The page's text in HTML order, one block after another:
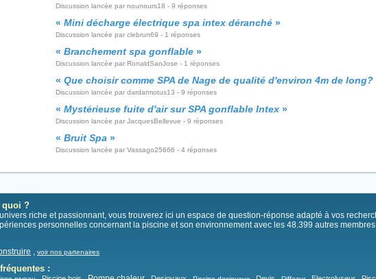
Discussion lancée par nounours18 - 9 réponses
« Mini décharge électrique spa intex déranché »
Discussion lancée par clebrun69 - 1 réponses
« Branchement spa gonflable »
Discussion lancée par RonaldSanJose - 1 réponses
« Que choisir comme SPA de Nage de qualité d'environ 4m de long?
Discussion lancée par dardarmotus13 - 9 réponses
« Mystérieuse fuite d'air sur SPA gonflable Intex »
Discussion lancée par JacquesBellevue - 9 réponses
« Bruit Spa »
Discussion lancée par Vassago25666 - 4 réponses
quoi ?
riche et passionnant, vous trouverez ici un espace de question-réponse adapté à vos
personnelles concernant la piscine et son environnement avec les 48.399 autres membres
, voir nos partenaires
: